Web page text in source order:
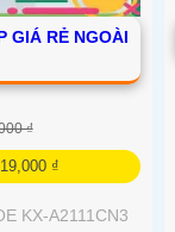
GIÁ RẺ NGOÀI
₫
₫
KX-A2111CN3